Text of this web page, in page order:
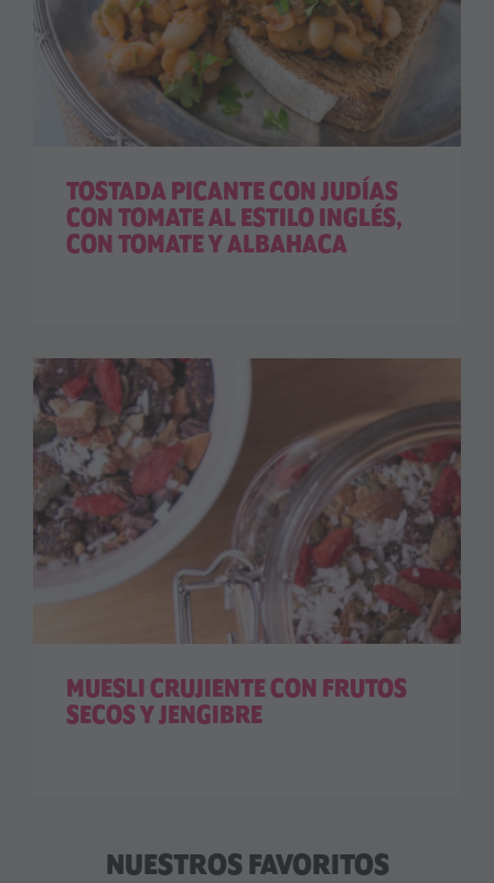
TOSTADA PICANTE CON JUDÍAS
CON TOMATE AL ESTILO INGLÉS,
CON TOMATE Y ALBAHACA
MUESLI CRUJIENTE CON FRUTOS
SECOS Y JENGIBRE
NUESTROS FAVORITOS